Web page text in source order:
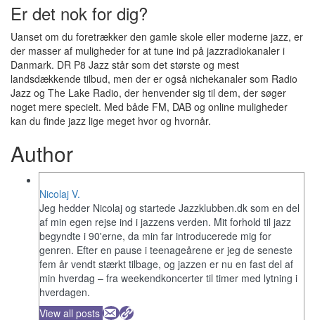
Er det nok for dig?
Uanset om du foretrækker den gamle skole eller moderne jazz, er
der masser af muligheder for at tune ind på jazzradiokanaler i
Danmark. DR P8 Jazz står som det største og mest
landsdækkende tilbud, men der er også nichekanaler som Radio
Jazz og The Lake Radio, der henvender sig til dem, der søger
noget mere specielt. Med både FM, DAB og online muligheder
kan du finde jazz lige meget hvor og hvornår.
Author
Nicolaj V.
Jeg hedder Nicolaj og startede Jazzklubben.dk som en del
af min egen rejse ind i jazzens verden. Mit forhold til jazz
begyndte i 90'erne, da min far introducerede mig for
genren. Efter en pause i teenageårene er jeg de seneste
fem år vendt stærkt tilbage, og jazzen er nu en fast del af
min hverdag – fra weekendkoncerter til timer med lytning i
hverdagen.
View all posts